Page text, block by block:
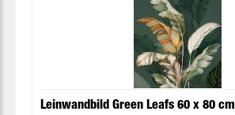
Leinwandbild Green Leafs 60 x 80 cm